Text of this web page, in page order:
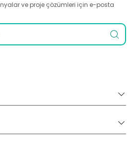
ve proje çözümleri için e-posta